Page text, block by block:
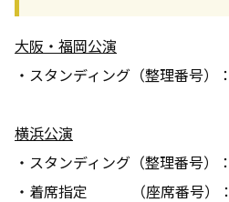
大阪・福岡公演
・スタンディング（整理番号）
横浜公演
・スタンディング（整理番号）
・着席指定 （座席番号）：